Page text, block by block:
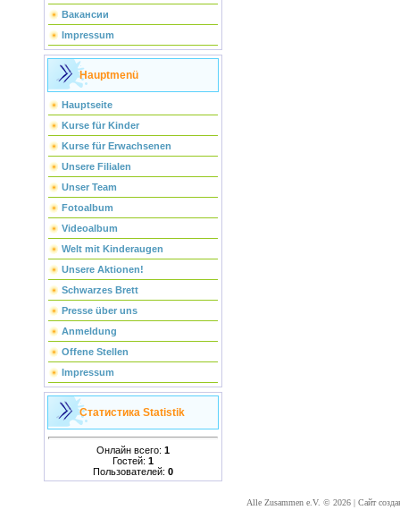
Вакансии
Impressum
Hauptmenü
Hauptseite
Kurse für Kinder
Kurse für Erwachsenen
Unsere Filialen
Unser Team
Fotoalbum
Videoalbum
Welt mit Kinderaugen
Unsere Aktionen!
Schwarzes Brett
Presse über uns
Anmeldung
Offene Stellen
Impressum
Статистика Statistik
Онлайн всего: 1
Гостей: 1
Пользователей: 0
Alle Zusammen e.V. © 2026 | Сайт